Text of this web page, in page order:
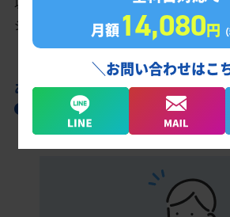
ジュールを明確にします。
あなただけの学習計画だから成果が出
一宮起工科高校合格に向け
ュラム
月額14,080円
＼お問い合わせはこ